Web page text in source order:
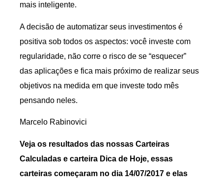
mais inteligente.
A decisão de automatizar seus investimentos é
positiva sob todos os aspectos: você investe com
regularidade, não corre o risco de se “esquecer”
das aplicações e fica mais próximo de realizar seus
objetivos na medida em que investe todo mês
pensando neles.
Marcelo Rabinovici
Veja os resultados das nossas Carteiras
Calculadas e carteira Dica de Hoje, essas
carteiras começaram no dia 14/07/2017 e elas